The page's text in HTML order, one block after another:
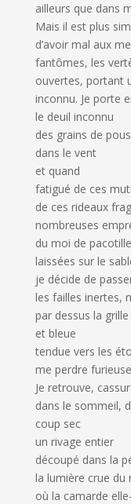
ailleurs que dans
Mais il est plus
d’avoir mal aux
fantômes, les
ouvertes, portant
inconnu. Je porte
le deuil inconnu
des grains de
dans le vent
et quand
fatigué de ces
de ces rideaux
nombreuses
du moi de pacotille
laissées sur le
je décide de
les failles inertes,
par dessus la
et bleue
tendue vers les
me perdre
Je retrouve,
dans le sommeil,
coup sec
un rivage entier
découpé dans la
la lumière crue du
où la camarde